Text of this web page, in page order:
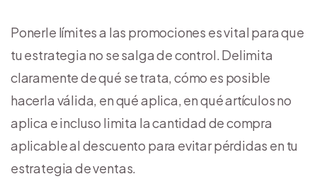
Ponerle límites a las promociones es vital para que
tu estrategia no se salga de control. Delimita
claramente de qué se trata, cómo es posible
hacerla válida, en qué aplica, en qué artículos no
aplica e incluso limita la cantidad de compra
aplicable al descuento para evitar pérdidas en tu
estrategia de ventas.